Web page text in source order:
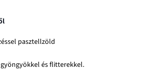
pasztellzöld
és flitterekkel.